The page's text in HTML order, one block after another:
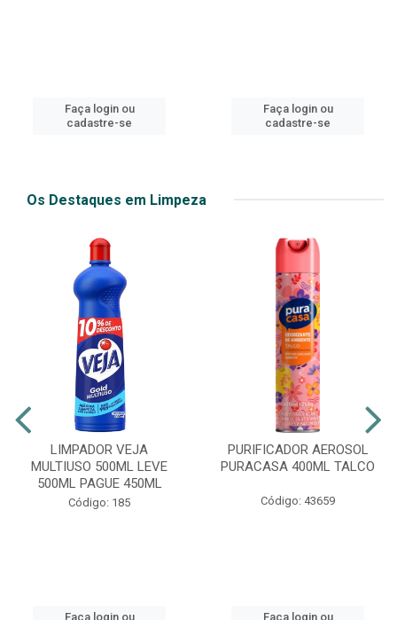
Faça login ou
cadastre-se
Faça login ou
cadastre-se
Os Destaques em Limpeza
LIMPADOR VEJA
MULTIUSO 500ML LEVE
500ML PAGUE 450ML
Código: 185
Faça login ou
PURIFICADOR AEROSOL
PURACASA 400ML TALCO
Código: 43659
Faça login ou